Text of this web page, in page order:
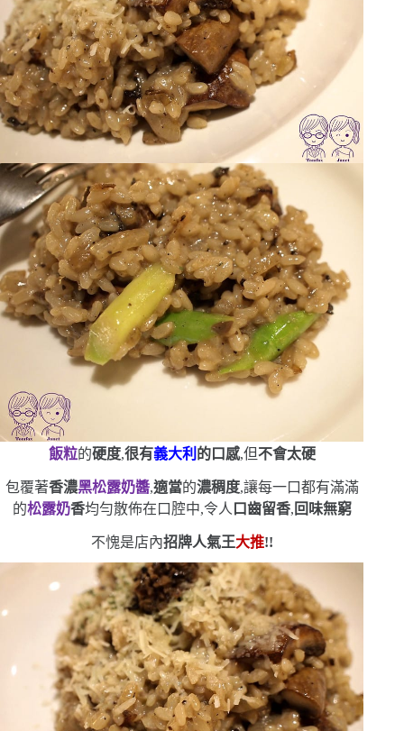
飯粒的硬度,很有義大利 的口感,但不會太硬
包覆著香濃黑松露奶醬,適當的濃稠度,讓每一口都有滿滿
的松露奶香均勻散佈在口腔中,令人 口齒留香, 回味無窮
不愧是店內招牌人氣王大推!!